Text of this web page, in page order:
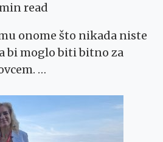
read
onome što nikada niste
bi moglo biti bitno za
…